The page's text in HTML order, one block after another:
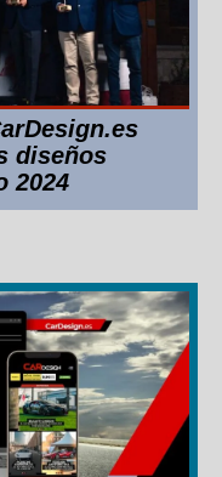
diseños
2024